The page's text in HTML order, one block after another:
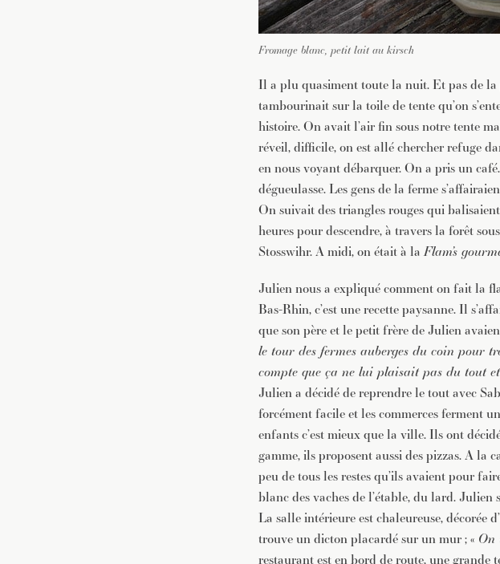
Fromage blanc, petit lait au kirsch
Il a plu quasiment toute la nuit. Et pas de la
tambourinait sur la toile de tente qu’on
histoire. On avait l’air fin sous notre tente
réveil, difficile, on est allé chercher refuge
en nous voyant débarquer. On a pris un
dégueulasse. Les gens de la ferme
On suivait des triangles rouges qui
heures pour descendre, à travers la forêt
Stosswihr. A midi, on était à laFlam’s
Julien nous a expliqué comment on fait la
Bas-Rhin, c’est une recette paysanne. Il
que son père et le petit frère de Julien
le tour des fermes auberges du coin pour
compte que ça ne lui plaisait pas du tout
Julien a décidé de reprendre le tout avec
forcément facile et les commerces ferment
enfants c’est mieux que la ville. Ils ont
gamme, ils proposent aussi des pizzas. A la
peu de tous les restes qu’ils avaient pour
blanc des vaches de l’étable, du lard. Julien
La salle intérieure est chaleureuse, décorée
trouve un dicton placardé sur un mur ; « On
restaurant est en bord de route, une grande